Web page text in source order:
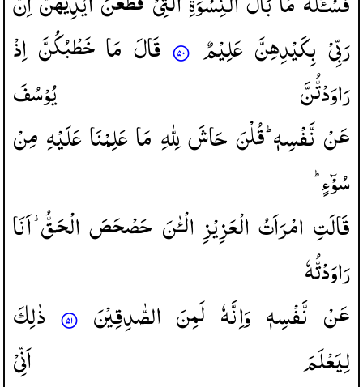
رَبِّیْ بِكَیْدِهِنَّ عَلِیْمٌ قَالَ مَا خَطْبُكُنَّ اِذْ
رَاوَدْتُّنَّ
یُوْسُفَ
عَنْنَّفْسِهٖ ؕقُلْنَحَاشَلِلّٰهِ مَاعَلِمْنَاعَلَیْهِمِنْ
سُوْٓءٍ ؕ
قَالَتِ امْرَاَتُ الْعَزِیْزِ الْـٰٔنَ حَصْحَصَ الْحَقُّ ؗ اَنَا
رَاوَدْتُّهٗ
عَنْ نَّفْسِهٖ وَاِنَّهٗ لَمِنَ الصّٰدِقِیْنَ
ذٰلِكَ
لِیَعْلَمَ
اَنِّیْ